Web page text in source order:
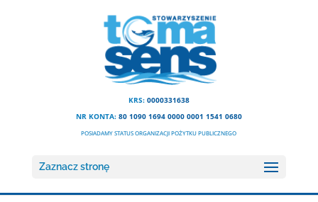
KRS: 0000331638
NR KONTA: 80 1090 1694 0000 0001 1541 0680
POSIADAMY STATUS ORGANIZACJI POŻYTKU PUBLICZNEGO
Zaznacz stronę